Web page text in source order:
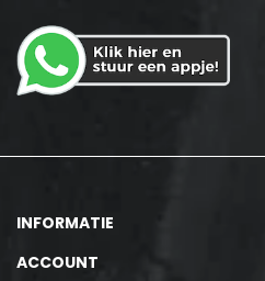
INFORMATIE
ACCOUNT